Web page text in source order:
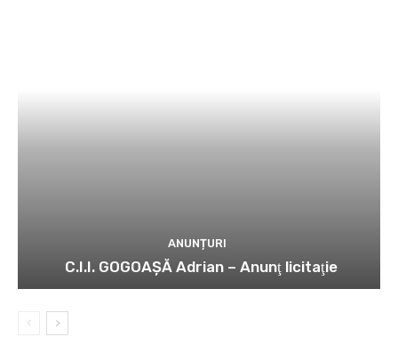
ANUNȚURI
C.I.I. GOGOAŞĂ Adrian – Anunţ licitaţie